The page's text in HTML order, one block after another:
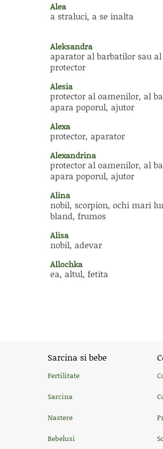
Alea
a straluci, a se inalta
Aleksandra
aparator al barbatilor sau
protector
Alesia
protector al oamenilor, al
apara poporul, ajutor
Alexa
protector, aparator
Alexandrina
protector al oamenilor, al
apara poporul, ajutor
Alina
nobil, scorpion, ochi mari
bland, frumos
Alisa
nobil, adevar
Allochka
ea, altul, fetita
Sarcina si bebe
Fertilitate
Sarcina
Nastere
Bebelusi